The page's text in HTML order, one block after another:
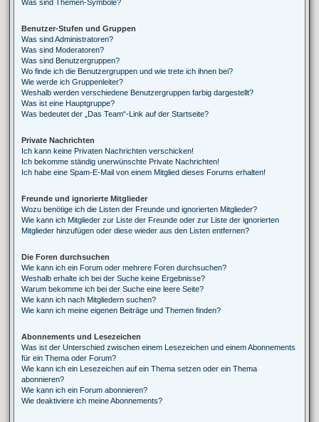
Was sind Themen-Symbole?
Benutzer-Stufen und Gruppen
Was sind Administratoren?
Was sind Moderatoren?
Was sind Benutzergruppen?
Wo finde ich die Benutzergruppen und wie trete ich ihnen bei?
Wie werde ich Gruppenleiter?
Weshalb werden verschiedene Benutzergruppen farbig dargestellt?
Was ist eine Hauptgruppe?
Was bedeutet der „Das Team“-Link auf der Startseite?
Private Nachrichten
Ich kann keine Privaten Nachrichten verschicken!
Ich bekomme ständig unerwünschte Private Nachrichten!
Ich habe eine Spam-E-Mail von einem Mitglied dieses Forums erhalten!
Freunde und ignorierte Mitglieder
Wozu benötige ich die Listen der Freunde und ignorierten Mitglieder?
Wie kann ich Mitglieder zur Liste der Freunde oder zur Liste der ignorierten
Mitglieder hinzufügen oder diese wieder aus den Listen entfernen?
Die Foren durchsuchen
Wie kann ich ein Forum oder mehrere Foren durchsuchen?
Weshalb erhalte ich bei der Suche keine Ergebnisse?
Warum bekomme ich bei der Suche eine leere Seite?
Wie kann ich nach Mitgliedern suchen?
Wie kann ich meine eigenen Beiträge und Themen finden?
Abonnements und Lesezeichen
Was ist der Unterschied zwischen einem Lesezeichen und einem Abonnements
für ein Thema oder Forum?
Wie kann ich ein Lesezeichen auf ein Thema setzen oder ein Thema
abonnieren?
Wie kann ich ein Forum abonnieren?
Wie deaktiviere ich meine Abonnements?